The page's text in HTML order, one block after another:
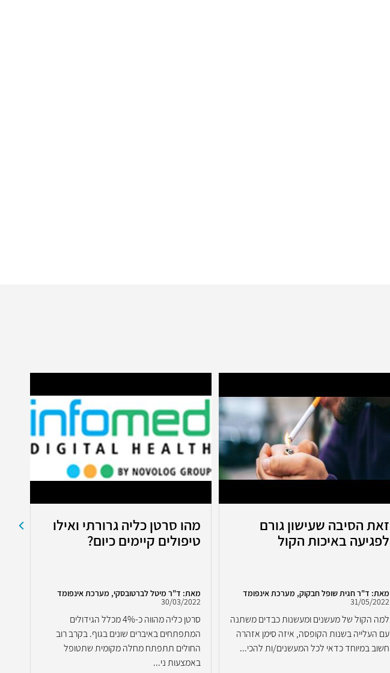
זאת הסיבה שעישון גורם
לפגיעה באיכות הקול
מאת: ד"ר חגית שופל חבקוק, מערכת אינפומד
31/05/2022
למה הקול של מעשנים ומעשנות כבדים משתנה
עם העלייה בשנות הקופסה, איזה סימן אזהרה
חשוב במיוחד כדאי לכל המעשנים/ות להכי...
מהו סרטן כליה גרורתי ואילו
טיפולים קיימים כיום?
מאת: ד"ר מיטל לברטובסקי, מערכת אינפומד
30/03/2022
סרטן כליה מהווה כ-4% מכלל הגידולים
המתפתחים באיברים שונים בגוף. בקרב רוב
החולים תתפתח מחלה מקומית שתטופל
באמצעות ני...